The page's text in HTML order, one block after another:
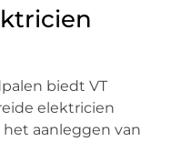
biedt VT
elektricien
aanleggen van